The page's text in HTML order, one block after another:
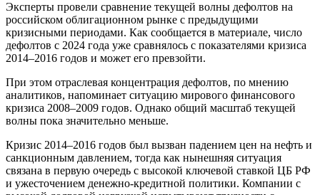
Эксперты провели сравнение текущей волны дефолтов на
российском облигационном рынке с предыдущими
кризисными периодами. Как сообщается в материале, число
дефолтов с 2024 года уже сравнялось с показателями кризиса
2014–2016 годов и может его превзойти.
При этом отраслевая концентрация дефолтов, по мнению
аналитиков, напоминает ситуацию мирового финансового
кризиса 2008–2009 годов. Однако общий масштаб текущей
волны пока значительно меньше.
Кризис 2014–2016 годов был вызван падением цен на нефть и
санкционным давлением, тогда как нынешняя ситуация
связана в первую очередь с высокой ключевой ставкой ЦБ РФ
и ужесточением денежно-кредитной политики. Компании с